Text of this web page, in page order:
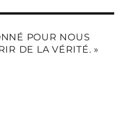
POUR NOUS
DE LA VÉRITÉ. »